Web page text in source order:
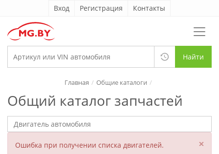
Вход Регистрация Контакты
Найти
Общий каталог запчастей
Главная Общие каталоги
Ошибка при получении списка двигателей. ×